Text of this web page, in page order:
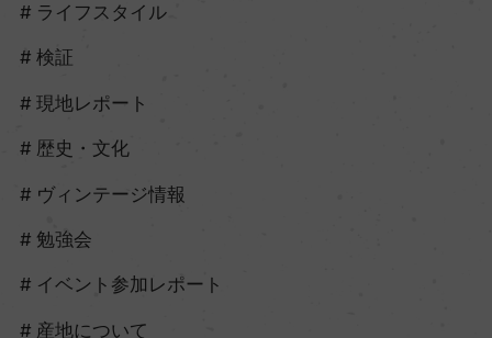
ライフスタイル
検証
現地レポート
歴史・文化
ヴィンテージ情報
勉強会
イベント参加レポート
産地について